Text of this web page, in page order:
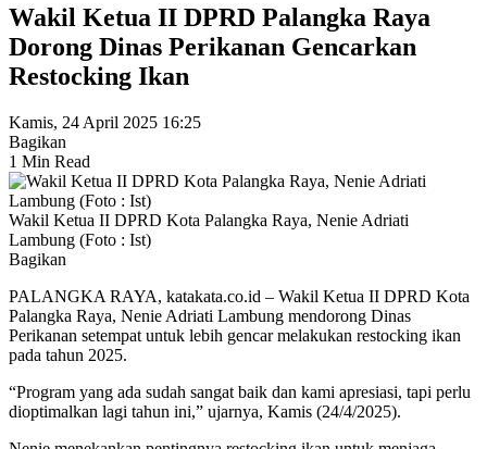
Wakil Ketua II DPRD Palangka Raya
Dorong Dinas Perikanan Gencarkan
Restocking Ikan
Kamis, 24 April 2025 16:25
Bagikan
1 Min Read
Wakil Ketua II DPRD Kota Palangka Raya, Nenie Adriati
Lambung (Foto : Ist)
Bagikan
PALANGKA RAYA, katakata.co.id – Wakil Ketua II DPRD Kota
Palangka Raya, Nenie Adriati Lambung mendorong Dinas
Perikanan setempat untuk lebih gencar melakukan restocking ikan
pada tahun 2025.
“Program yang ada sudah sangat baik dan kami apresiasi, tapi perlu
dioptimalkan lagi tahun ini,” ujarnya, Kamis (24/4/2025).